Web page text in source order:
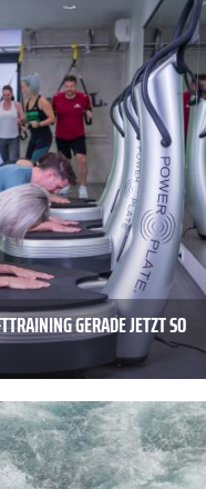
GERADE JETZT SO